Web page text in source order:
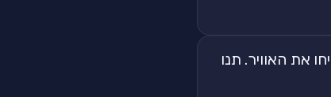
את האוויר. תנו